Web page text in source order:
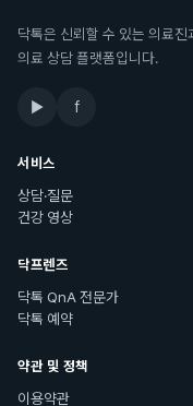
닥톡은 신뢰할 수 있는 의료
의료 상담 플랫폼입니다.
▶ f
서비스
상담·질문
건강 영상
닥프렌즈
닥톡 QnA 전문가
닥톡 예약
약관 및 정책
이용약관